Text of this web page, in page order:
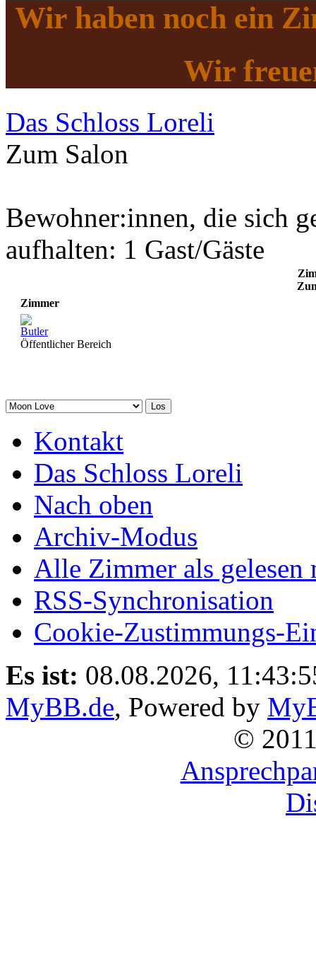
Wir haben noch ein
Wir
Das Schloss Loreli
Zum Salon
Bewohner:innen, die sich
aufhalten: 1 Gast/Gäste
Zimmer
Butler
Öffentlicher Bereich
Kontakt
Das Schloss Loreli
Nach oben
Archiv-Modus
Alle Zimmer als gelesen
RSS-Synchronisation
Cookie-Zustimmungs-
Es ist: 08.08.2026,
MyBB.de, Powered by
©